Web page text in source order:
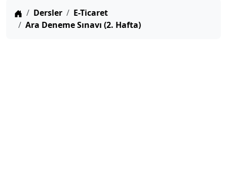
Anasayfa
Dersler
E-Ticaret
Ara Deneme Sınavı (2. Hafta)